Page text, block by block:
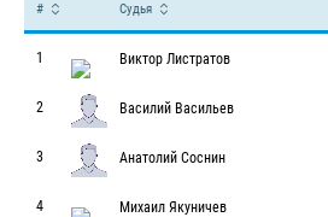
# Судья
1 Виктор Листратов
2 Василий Васильев
3 Анатолий Соснин
4 Михаил Якуничев